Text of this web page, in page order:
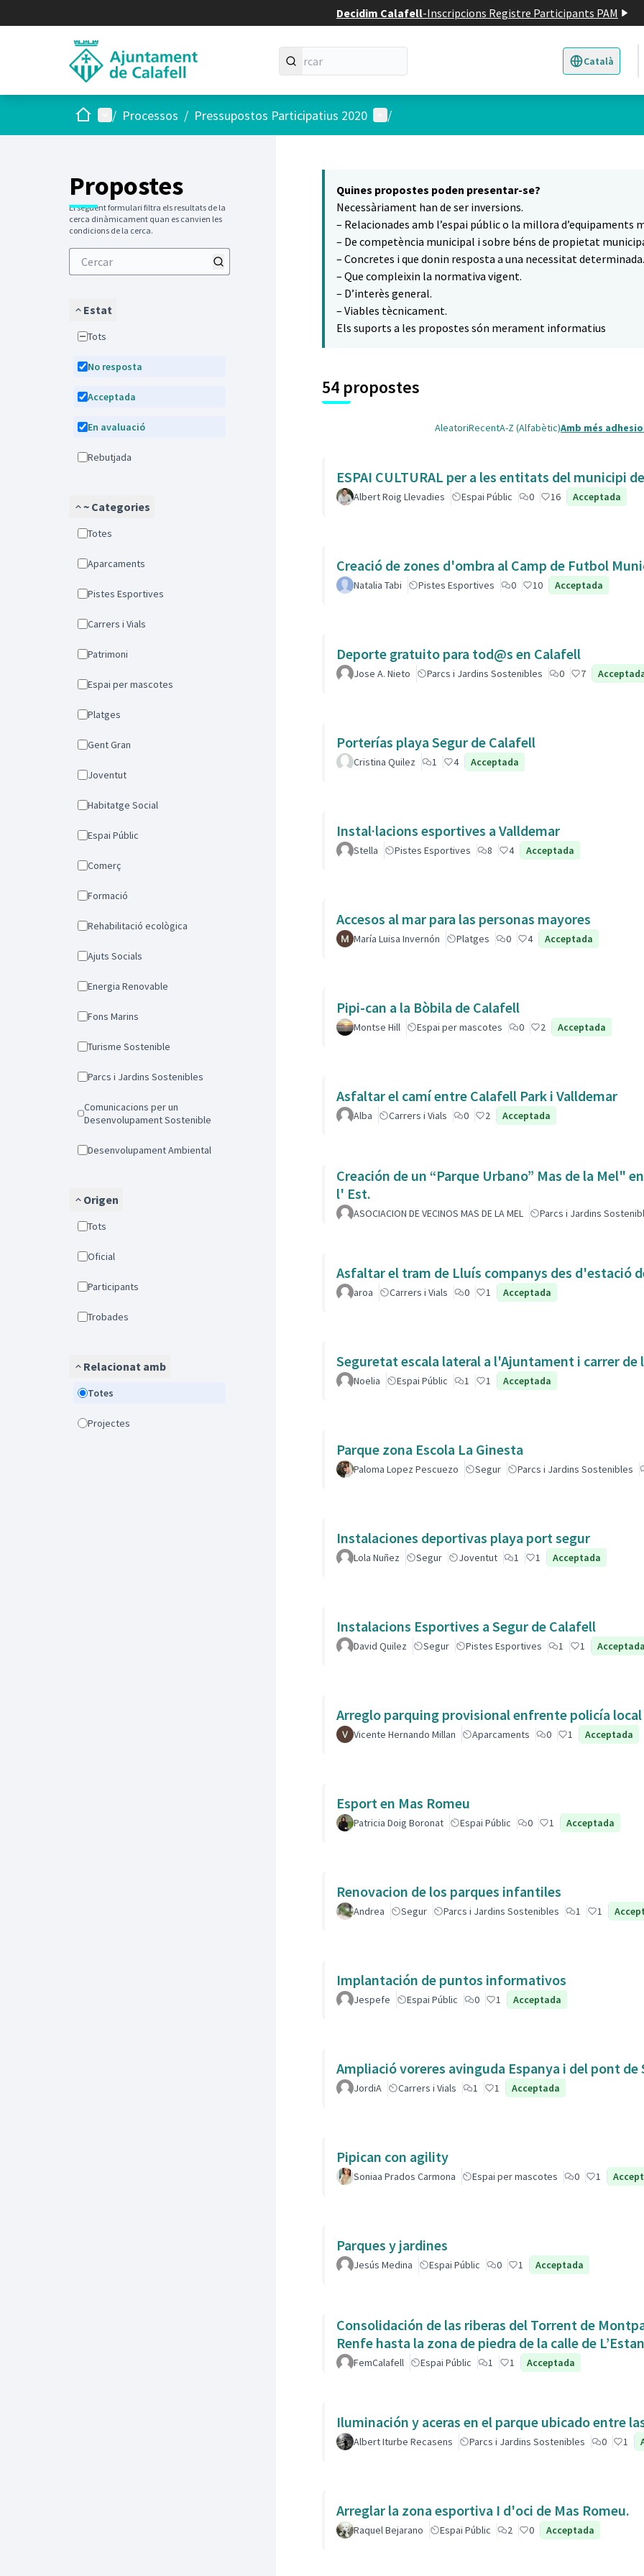
Decidim Calafell-Inscripcions Registre Participants PAM
Català
Triar la llengua
Inici Menú principal
/ Processos / Pressupostos Participatius 2020 Menú d'usuari
/
Propostes
El següent formulari filtra els resultats de la
cerca dinàmicament quan es canvien les
condicions de la cerca.
Estat
Tots
No resposta
Acceptada
En avaluació
Rebutjada
~ Categories
Totes
Aparcaments
Pistes Esportives
Carrers i Vials
Patrimoni
Espai per mascotes
Platges
Gent Gran
Joventut
Habitatge Social
Espai Públic
Comerç
Formació
Rehabilitació ecològica
Ajuts Socials
Energia Renovable
Fons Marins
Turisme Sostenible
Parcs i Jardins Sostenibles
Comunicacions per un
Desenvolupament Sostenible
Desenvolupament Ambiental
Origen
Tots
Oficial
Participants
Trobades
Relacionat amb
Totes
Projectes
6
Quines propostes poden presentar-se?
Necessàriament han de ser inversions.
– Relacionades amb l’espai públic o la millora d’equipaments
– De competència municipal i sobre béns de propietat
– Concretes i que donin resposta a una necessitat determinada.
– Que compleixin la normativa vigent.
– D’interès general.
– Viables tècnicament.
Els suports a les propostes són merament informatius
54 propostes
AleatoriRecentA-Z (Alfabètic)Amb més
ESPAI CULTURAL per a les entitats del municipi
Albert Roig Llevadies Espai Públic 0 16 Acceptada
Creació de zones d'ombra al Camp de Futbol
Natalia Tabi Pistes Esportives 0 10 Acceptada
Deporte gratuito para tod@s en Calafell
Jose A. Nieto Parcs i Jardins Sostenibles 0 7
Porterías playa Segur de Calafell
Cristina Quilez 1 4 Acceptada
Instal·lacions esportives a Valldemar
Stella Pistes Esportives 8 4 Acceptada
Accesos al mar para las personas mayores
María Luisa Invernón Platges 0 4 Acceptada
Pipi-can a la Bòbila de Calafell
Montse Hill Espai per mascotes 0 2 Acceptada
Asfaltar el camí entre Calafell Park i Valldemar
Alba Carrers i Vials 0 2 Acceptada
Creación de un “Parque Urbano” Mas de la Mel"
l' Est.
ASOCIACION DE VECINOS MAS DE LA MEL Parcs i Jardins
Asfaltar el tram de Lluís companys des d'estació
aroa Carrers i Vials 0 1 Acceptada
Seguretat escala lateral a l'Ajuntament i carrer de
Noelia Espai Públic 1 1 Acceptada
Parque zona Escola La Ginesta
Paloma Lopez Pescuezo Segur Parcs i Jardins Sostenibles
Instalaciones deportivas playa port segur
Lola Nuñez Segur Joventut 1 1 Acceptada
Instalacions Esportives a Segur de Calafell
David Quilez Segur Pistes Esportives 1 1 Acceptada
Arreglo parquing provisional enfrente policía local
Vicente Hernando Millan Aparcaments 0 1 Acceptada
Esport en Mas Romeu
Patricia Doig Boronat Espai Públic 0 1 Acceptada
Renovacion de los parques infantiles
Andrea Segur Parcs i Jardins Sostenibles 1 1
Implantación de puntos informativos
Jespefe Espai Públic 0 1 Acceptada
Ampliació voreres avinguda Espanya i del pont de
JordiA Carrers i Vials 1 1 Acceptada
Pipican con agility
Soniaa Prados Carmona Espai per mascotes 0 1
Parques y jardines
Jesús Medina Espai Públic 0 1 Acceptada
Consolidación de las riberas del Torrent de
Renfe hasta la zona de piedra de la calle de
FemCalafell Espai Públic 1 1 Acceptada
Iluminación y aceras en el parque ubicado entre
Albert Iturbe Recasens Parcs i Jardins Sostenibles 0 1
Arreglar la zona esportiva I d'oci de Mas Romeu.
Raquel Bejarano Espai Públic 2 0 Acceptada